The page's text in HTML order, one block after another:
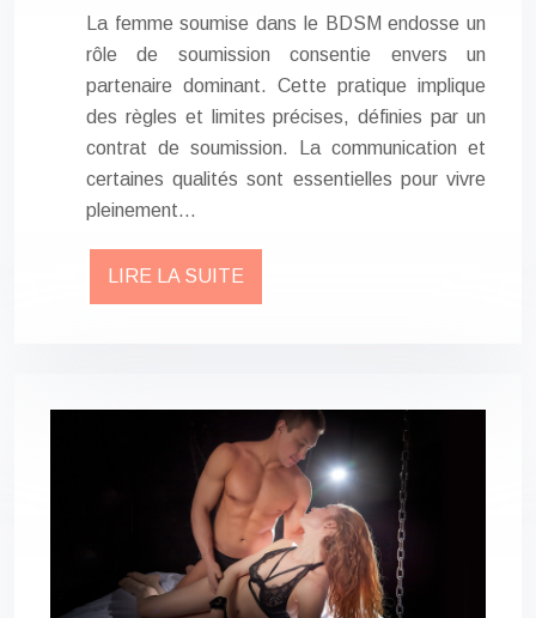
La femme soumise dans le BDSM endosse un
rôle de soumission consentie envers un
partenaire dominant. Cette pratique implique
des règles et limites précises, définies par un
contrat de soumission. La communication et
certaines qualités sont essentielles pour vivre
pleinement…
LIRE LA SUITE